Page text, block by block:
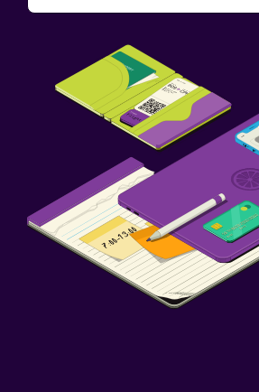
Área de picnic
Zona de trabajo
Fax/fotocopiadora
Actividades
Visitas a bodegas
Tienda de regalos